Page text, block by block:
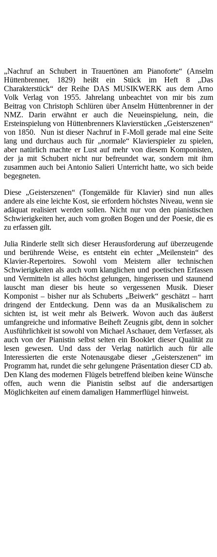
„Nachruf an Schubert in Trauertönen am Pianoforte“ (Anselm
Hüttenbrenner, 1829) heißt ein Stück im Heft 8 „Das
Charakterstück“ der Reihe DAS MUSIKWERK aus dem Arno
Volk Verlag von 1955. Jahrelang unbeachtet von mir bis zum
Beitrag von Christoph Schlüren über Anselm Hüttenbrenner in der
NMZ. Darin erwähnt er auch die Neueinspielung, nein, die
Ersteinspielung von Hüttenbrenners Klavierstücken „Geisterszenen“
von 1850. Nun ist dieser Nachruf in F-Moll gerade mal eine Seite
lang und durchaus auch für „normale“ Klavierspieler zu spielen,
aber natürlich machte er Lust auf mehr von diesem Komponisten,
der ja mit Schubert nicht nur befreundet war, sondern mit ihm
zusammen auch bei Antonio Salieri Unterricht hatte, wo sich beide
begegneten.
Diese „Geisterszenen“ (Tongemälde für Klavier) sind nun alles
andere als eine leichte Kost, sie erfordern höchstes Niveau, wenn sie
adäquat realisiert werden sollen. Nicht nur von den pianistischen
Schwierigkeiten her, auch vom großen Bogen und der Poesie, die es
zu erfassen gilt.
Julia Rinderle stellt sich dieser Herausforderung auf überzeugende
und berührende Weise, es entsteht ein echter „Meilenstein“ des
Klavier-Repertoires. Sowohl vom Meistern aller technischen
Schwierigkeiten als auch vom klanglichen und poetischen Erfassen
und Vermitteln ist alles höchst gelungen, hingerissen und staunend
lauscht man dieser bis heute so vergessenen Musik. Dieser
Komponist – bisher nur als Schuberts „Beiwerk“ geschätzt – harrt
dringend der Entdeckung. Denn was da an Musikalischem zu
sichten ist, ist weit mehr als Beiwerk. Wovon auch das äußerst
umfangreiche und informative Beiheft Zeugnis gibt, denn in solcher
Ausführlichkeit ist sowohl von Michael Aschauer, dem Verfasser, als
auch von der Pianistin selbst selten ein Booklet dieser Qualität zu
lesen gewesen. Und dass der Verlag natürlich auch für alle
Interessierten die erste Notenausgabe dieser „Geisterszenen“ im
Programm hat, rundet die sehr gelungene Präsentation dieser CD ab.
Den Klang des modernen Flügels betreffend bleiben keine Wünsche
offen, auch wenn die Pianistin selbst auf die andersartigen
Möglichkeiten auf einem damaligen Hammerflügel hinweist.